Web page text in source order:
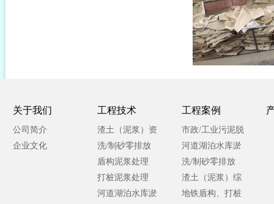
关于我们
公司简介
企业文化
工程技术
渣土（泥浆）资
源化处理
洗/制砂零排放
盾构泥浆处理
打桩泥浆处理
河道湖泊水库淤
工程案例
市政/工业污泥脱
水处理
河道湖泊水库淤
泥处理
洗/制砂零排放
渣土（泥浆）综
合处理
地铁盾构、打桩